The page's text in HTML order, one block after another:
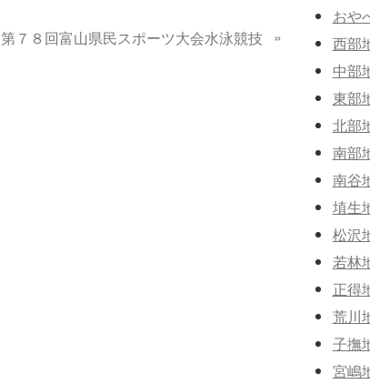
第７８回富山県民スポーツ大会水泳競技 »
おや
西部
中部
東部
北部
南部
南谷
埴生
松沢
若林
正得
荒川
子撫
宮嶋